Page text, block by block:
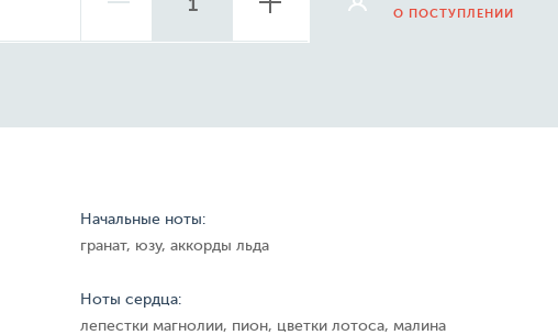
О ПОСТУПЛЕНИИ
Начальные ноты:
гранат, юзу, аккорды льда
Ноты сердца:
лепестки магнолии, пион, цветки лотоса, малина